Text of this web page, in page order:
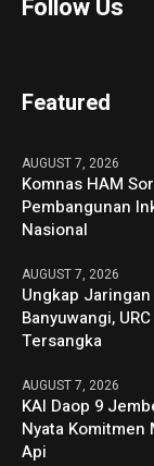
Follow Us
Featured
AUGUST 7, 2026
Komnas HAM
Pembangunan
Nasional
AUGUST 7, 2026
Ungkap
Banyuwangi,
Tersangka
AUGUST 7, 2026
KAI Daop 9
Nyata Komitmen
Api